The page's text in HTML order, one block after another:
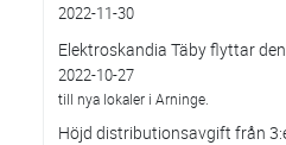
2022-11-30
Elektroskandia Täby flyttar
2022-10-27
till nya lokaler i Arninge.
Höjd distributionsavgift från